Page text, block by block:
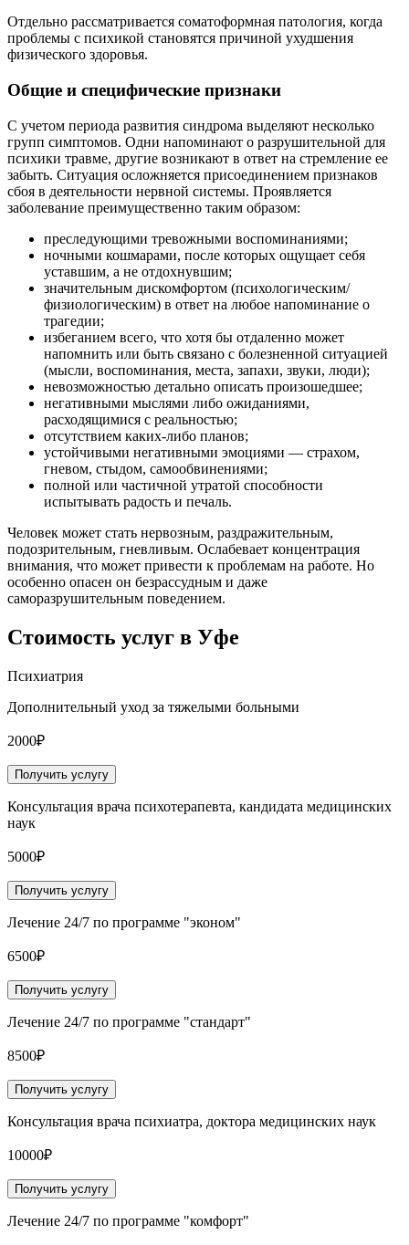
Отдельно рассматривается соматоформная патология, когда
проблемы с психикой становятся причиной ухудшения
физического здоровья.
Общие и специфические признаки
С учетом периода развития синдрома выделяют несколько
групп симптомов. Одни напоминают о разрушительной для
психики травме, другие возникают в ответ на стремление ее
забыть. Ситуация осложняется присоединением признаков
сбоя в деятельности нервной системы. Проявляется
заболевание преимущественно таким образом:
преследующими тревожными воспоминаниями;
ночными кошмарами, после которых ощущает себя
уставшим, а не отдохнувшим;
значительным дискомфортом (психологическим/
физиологическим) в ответ на любое напоминание о
трагедии;
избеганием всего, что хотя бы отдаленно может
напомнить или быть связано с болезненной ситуацией
(мысли, воспоминания, места, запахи, звуки, люди);
невозможностью детально описать произошедшее;
негативными мыслями либо ожиданиями,
расходящимися с реальностью;
отсутствием каких-либо планов;
устойчивыми негативными эмоциями — страхом,
гневом, стыдом, самообвинениями;
полной или частичной утратой способности
испытывать радость и печаль.
Человек может стать нервозным, раздражительным,
подозрительным, гневливым. Ослабевает концентрация
внимания, что может привести к проблемам на работе. Но
особенно опасен он безрассудным и даже
саморазрушительным поведением.
Стоимость услуг в Уфе
Психиатрия
Дополнительный уход за тяжелыми больными
2000₽
Получить услугу
Консультация врача психотерапевта, кандидата медицинских
наук
5000₽
Получить услугу
Лечение 24/7 по программе "эконом"
6500₽
Получить услугу
Лечение 24/7 по программе "стандарт"
8500₽
Получить услугу
Консультация врача психиатра, доктора медицинских наук
10000₽
Получить услугу
Лечение 24/7 по программе "комфорт"